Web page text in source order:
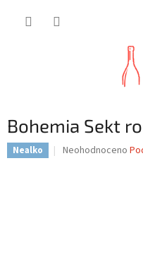
Bohemia Sekt
Nealko
Průměrné
Neohodnoceno